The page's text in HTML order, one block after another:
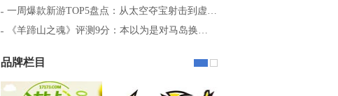
一周爆款新游TOP5盘点：从太空夺宝射击到虚…
《羊蹄山之魂》评测9分：本以为是对马岛换…
品牌栏目